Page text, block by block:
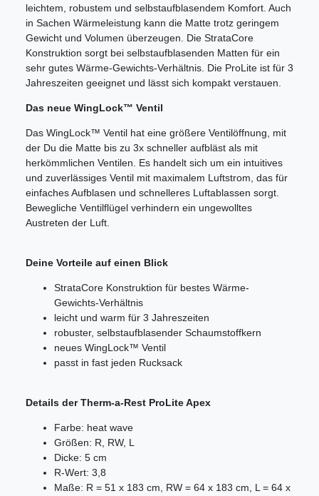
leichtem, robustem und selbstaufblasendem Komfort. Auch
in Sachen Wärmeleistung kann die Matte trotz geringem
Gewicht und Volumen überzeugen. Die StrataCore
Konstruktion sorgt bei selbstaufblasenden Matten für ein
sehr gutes Wärme-Gewichts-Verhältnis. Die ProLite ist für 3
Jahreszeiten geeignet und lässt sich kompakt verstauen.
Das neue WingLock™ Ventil
Das WingLock™ Ventil hat eine größere Ventilöffnung, mit
der Du die Matte bis zu 3x schneller aufbläst als mit
herkömmlichen Ventilen. Es handelt sich um ein intuitives
und zuverlässiges Ventil mit maximalem Luftstrom, das für
einfaches Aufblasen und schnelleres Luftablassen sorgt.
Bewegliche Ventilflügel verhindern ein ungewolltes
Austreten der Luft.
Deine Vorteile auf einen Blick
StrataCore Konstruktion für bestes Wärme-
Gewichts-Verhältnis
leicht und warm für 3 Jahreszeiten
robuster, selbstaufblasender Schaumstoffkern
neues WingLock™ Ventil
passt in fast jeden Rucksack
Details der Therm-a-Rest ProLite Apex
Farbe: heat wave
Größen: R, RW, L
Dicke: 5 cm
R-Wert: 3,8
Maße: R = 51 x 183 cm, RW = 64 x 183 cm, L = 64 x